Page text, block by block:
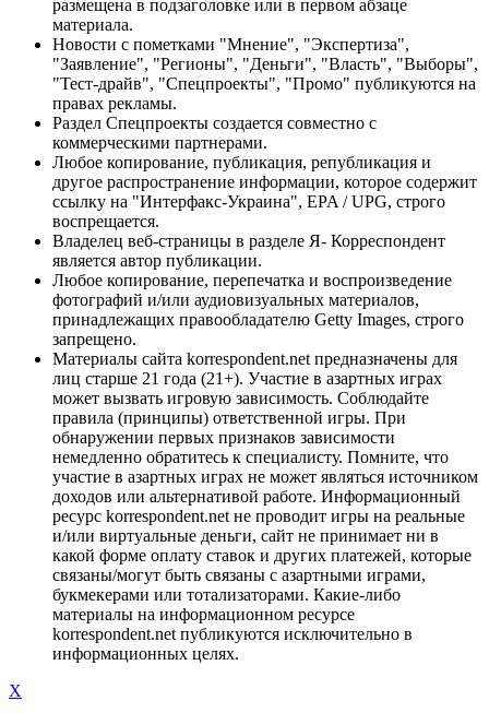
размещена в подзаголовке или в первом абзаце
материала.
Новости с пометками "Мнение", "Экспертиза",
"Заявление", "Регионы", "Деньги", "Власть", "Выборы",
"Тест-драйв", "Спецпроекты", "Промо" публикуются на
правах рекламы.
Раздел Спецпроекты создается совместно с
коммерческими партнерами.
Любое копирование, публикация, републикация и
другое распространение информации, которое содержит
ссылку на "Интерфакс-Украина", EPA / UPG, строго
воспрещается.
Владелец веб-страницы в разделе Я- Корреспондент
является автор публикации.
Любое копирование, перепечатка и воспроизведение
фотографий и/или аудиовизуальных материалов,
принадлежащих правообладателю Getty Images, строго
запрещено.
Материалы сайта korrespondent.net предназначены для
лиц старше 21 года (21+). Участие в азартных играх
может вызвать игровую зависимость. Соблюдайте
правила (принципы) ответственной игры. При
обнаружении первых признаков зависимости
немедленно обратитесь к специалисту. Помните, что
участие в азартных играх не может являться источником
доходов или альтернативой работе. Информационный
ресурс korrespondent.net не проводит игры на реальные
и/или виртуальные деньги, сайт не принимает ни в
какой форме оплату ставок и других платежей, которые
связаны/могут быть связаны с азартными играми,
букмекерами или тотализаторами. Какие-либо
материалы на информационном ресурсе
korrespondent.net публикуются исключительно в
информационных целях.
X